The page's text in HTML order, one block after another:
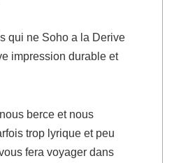
qui ne Soho a la Derive
impression durable et
berce et nous
trop lyrique et peu
fera voyager dans